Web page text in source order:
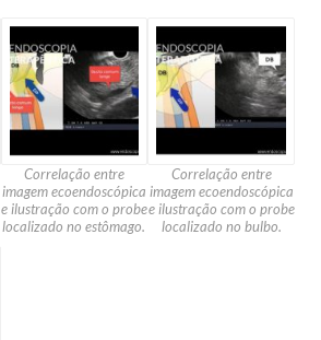
Correlação entre
imagem ecoendoscópica
e ilustração com o probe
localizado no estômago.
Correlação entre
imagem ecoendoscópica
e ilustração com o probe
localizado no bulbo.